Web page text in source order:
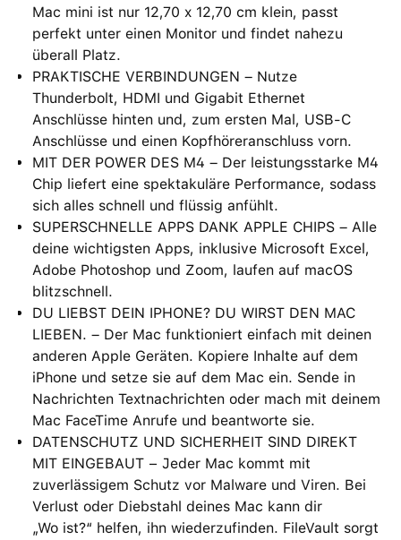
Mac mini ist nur 12,70 x 12,70 cm klein, passt
perfekt unter einen Monitor und findet nahezu
überall Platz.
PRAKTISCHE VERBINDUNGEN – Nutze
Thunderbolt, HDMI und Gigabit Ethernet
Anschlüsse hinten und, zum ersten Mal, USB‑C
Anschlüsse und einen Kopfhöreranschluss vorn.
MIT DER POWER DES M4 – Der leistungsstarke M4
Chip liefert eine spektakuläre Performance, sodass
sich alles schnell und flüssig anfühlt.
SUPERSCHNELLE APPS DANK APPLE CHIPS – Alle
deine wichtigsten Apps, inklusive Microsoft Excel,
Adobe Photoshop und Zoom, laufen auf macOS
blitzschnell.
DU LIEBST DEIN IPHONE? DU WIRST DEN MAC
LIEBEN. – Der Mac funktioniert einfach mit deinen
anderen Apple Geräten. Kopiere Inhalte auf dem
iPhone und setze sie auf dem Mac ein. Sende in
Nachrichten Textnachrichten oder mach mit deinem
Mac FaceTime Anrufe und beantworte sie.
DATENSCHUTZ UND SICHERHEIT SIND DIREKT
MIT EINGEBAUT − Jeder Mac kommt mit
zuverlässigem Schutz vor Malware und Viren. Bei
Verlust oder Diebstahl deines Mac kann dir
„Wo ist?“ helfen, ihn wiederzufinden. FileVault sorgt